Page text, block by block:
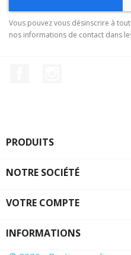
Vous pouvez vous désinscrire à
nos informations de contact dans
PRODUITS
NOTRE SOCIÉTÉ
VOTRE COMPTE
INFORMATIONS